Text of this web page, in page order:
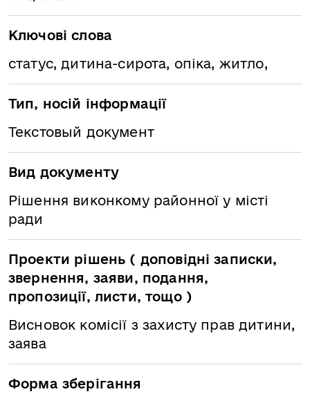
Ключові слова
статус, дитина-сирота, опіка, житло,
Тип, носій інформації
Текстовый документ
Вид документу
Рішення виконкому районної у місті
ради
Проекти рішень ( доповідні записки,
звернення, заяви, подання,
пропозиції, листи, тощо )
Висновок комісії з захисту прав дитини,
заява
Форма зберігання